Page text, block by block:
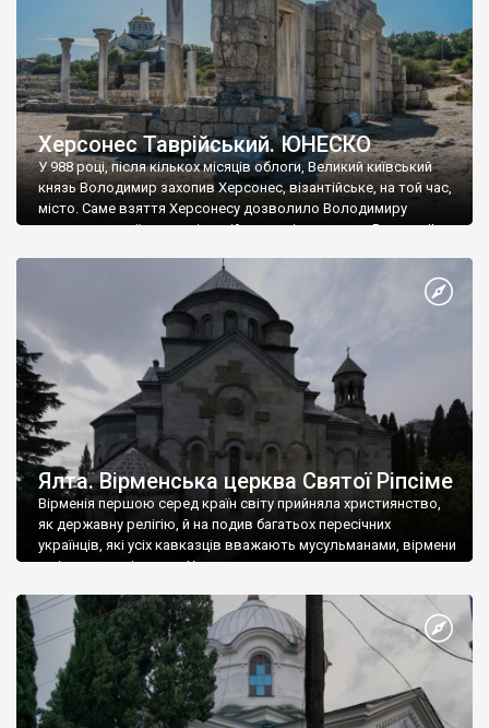
Херсонес Таврійський. ЮНЕСКО
У 988 році, після кількох місяців облоги, Великий київський
князь Володимир захопив Херсонес, візантійське, на той час,
місто. Саме взяття Херсонесу дозволило Володимиру
диктувати свої умови візантійському імператору Василю ІІ, та
Херсонесі Володимир-язичник, став Василем-християнином.
А потім було Хрещення Русі. На честь Херсонесу Таврійського
Ялта. Вірменська церква Святої Ріпсіме
Вірменія першою серед країн світу прийняла християнство,
як державну релігію, й на подив багатьох пересічних
українців, які усіх кавказців вважають мусульманами, вірмени
є відданими вірянами Христа